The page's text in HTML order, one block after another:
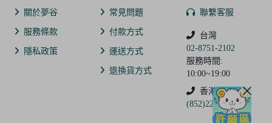
關於夢谷
服務條款
隱私政策
常見問題
付款方式
運送方式
退換貨方式
聯繫客服
台灣
02-8751-2102
服務時間:
10:00~19:00
香港
(852)2250-9311